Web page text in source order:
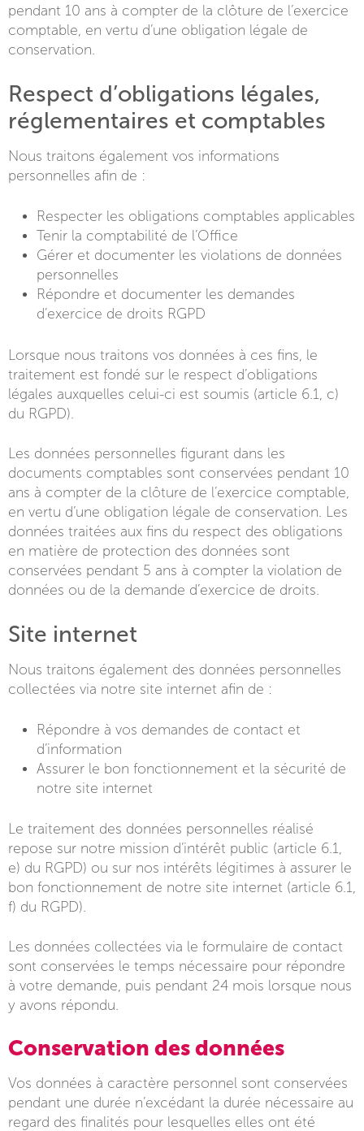
pendant 10 ans à compter de la clôture de l’exercice
comptable, en vertu d’une obligation légale de
conservation.
Respect d’obligations légales,
réglementaires et comptables
Nous traitons également vos informations
personnelles afin de :
Respecter les obligations comptables applicables
Tenir la comptabilité de l’Office
Gérer et documenter les violations de données
personnelles
Répondre et documenter les demandes
d’exercice de droits RGPD
Lorsque nous traitons vos données à ces fins, le
traitement est fondé sur le respect d’obligations
légales auxquelles celui-ci est soumis (article 6.1, c)
du RGPD).
Les données personnelles figurant dans les
documents comptables sont conservées pendant 10
ans à compter de la clôture de l’exercice comptable,
en vertu d’une obligation légale de conservation. Les
données traitées aux fins du respect des obligations
en matière de protection des données sont
conservées pendant 5 ans à compter la violation de
données ou de la demande d’exercice de droits.
Site internet
Nous traitons également des données personnelles
collectées via notre site internet afin de :
Répondre à vos demandes de contact et
d’information
Assurer le bon fonctionnement et la sécurité de
notre site internet
Le traitement des données personnelles réalisé
repose sur notre mission d’intérêt public (article 6.1,
e) du RGPD) ou sur nos intérêts légitimes à assurer le
bon fonctionnement de notre site internet (article 6.1,
f) du RGPD).
Les données collectées via le formulaire de contact
sont conservées le temps nécessaire pour répondre
à votre demande, puis pendant 24 mois lorsque nous
y avons répondu.
Conservation des données
Vos données à caractère personnel sont conservées
pendant une durée n’excédant la durée nécessaire au
regard des finalités pour lesquelles elles ont été